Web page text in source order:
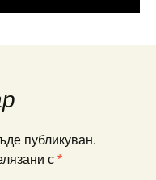
публикуван.
с *